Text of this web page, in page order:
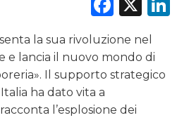
la sua rivoluzione nel
e lancia il nuovo mondo di
Il supporto strategico
ha dato vita a
l’esplosione dei